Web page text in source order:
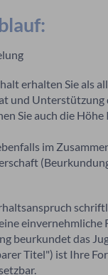
erhalten Sie als
und Unterstützung
Sie auch die
im
einvernehmliche
beurkundet das
Titel") ist Ihre